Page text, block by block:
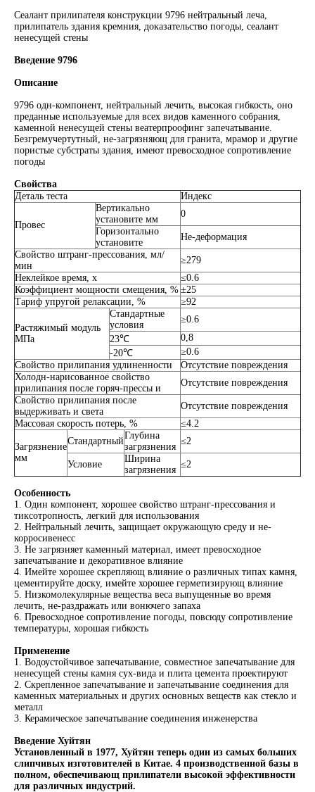
Сеалант прилипателя конструкции 9796 нейтральный леча,
прилипатель здания кремния, доказательство погоды, сеалант
ненесущей стены
Введение 9796
Описание
9796 одн-компонент, нейтральный лечить, высокая гибкость, оно
преданные используемые для всех видов каменного собрания,
каменной ненесущей стены веатерпроофинг запечатывание.
Безгремучертутный, не-загрязняющ для гранита, мрамор и другие
пористые субстраты здания, имеют превосходное сопротивление
погоды
Свойства
Деталь теста
Индекс
Провес
Вертикально
установите мм
0
Горизонтально
установите
Не-деформация
Свойство штранг-прессования, мл/
мин
≥279
Неклейкое время, х
≤0.6
Коэффициент мощности смещения, % ±25
Тариф упругой релаксации, %
≥92
Растяжимый модуль
МПа
Стандартные
условия
≥0.6
23℃
0,8
-20℃
≥0.6
Свойство прилипания удлиненности
Отсутствие повреждения
Холодн-нарисованное свойство
прилипания после горяч-прессы и
Отсутствие повреждения
Свойство прилипания после
выдерживать и света
Отсутствие повреждения
Массовая скорость потерь, %
≤4.2
Загрязнение
мм
Стандартный
Глубина
загрязнения
≤2
Условие
Ширина
загрязнения
≤2
Особенность
1. Один компонент, хорошее свойство штранг-прессования и
тиксотропность, легкий для использования
2. Нейтральный лечить, защищает окружающую среду и не-
корросивенесс
3. Не загрязняет каменный материал, имеет превосходное
запечатывание и декоративное влияние
4. Имейте хорошее скрепляющ влияние о различных типах камня,
цементируйте доску, имейте хорошее герметизирующ влияние
5. Низкомолекулярные вещества веса выпущенные во время
лечить, не-раздражать или вонючего запаха
6. Превосходное сопротивление погоды, повсюду сопротивление
температуры, хорошая гибкость
Применение
1. Водоустойчивое запечатывание, совместное запечатывание для
ненесущей стены камня сух-вида и плита цемента проектируют
2. Скрепленное запечатывание и запечатывание соединения для
каменных материальных и других основных веществ как стекло и
металл
3. Керамическое запечатывание соединения инженерства
Введение Хуйтян
Установленный в 1977, Хуйтян теперь один из самых больших
слипчивых изготовителей в Китае. 4 производственной базы в
полном, обеспечивающ прилипатели высокой эффективности
для различных индустрий.